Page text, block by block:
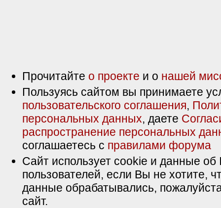
Прочитайте о проекте и о нашей
Пользуясь сайтом вы принимаете
пользовательского соглашения,
персональных данных, даете
распространение персональных
соглашаетесь с правилами форума
Сайт использует cookie и данные об
пользователей, если Вы не хотите,
данные обрабатывались,
сайт.